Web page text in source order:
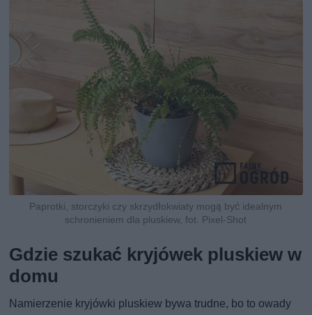
Paprotki, storczyki czy skrzydłokwiaty mogą być idealnym
schronieniem dla pluskiew, fot. Pixel-Shot
Gdzie szukać kryjówek pluskiew w
domu
Namierzenie kryjówki pluskiew bywa trudne, bo to owady